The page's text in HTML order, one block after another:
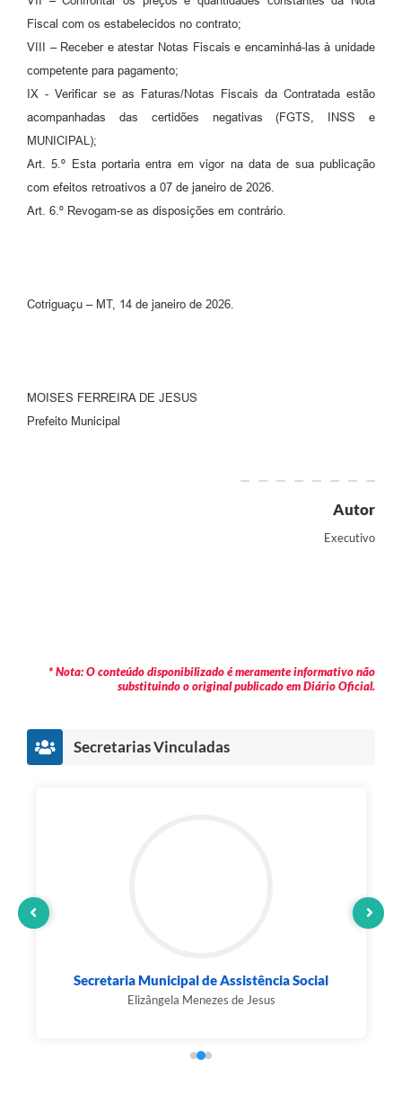
Fiscal com os estabelecidos no contrato;
VIII – Receber e atestar Notas Fiscais e encaminhá-las à unidade
competente para pagamento;
IX - Verificar se as Faturas/Notas Fiscais da Contratada estão
acompanhadas das certidões negativas (FGTS, INSS e
MUNICIPAL);
Art. 5.º Esta portaria entra em vigor na data de sua publicação
com efeitos retroativos a 07 de janeiro de 2026.
Art. 6.º Revogam-se as disposições em contrário.
Cotriguaçu – MT, 14 de janeiro de 2026.
MOISES FERREIRA DE JESUS
Prefeito Municipal
Autor
Executivo
* Nota: O conteúdo disponibilizado é meramente informativo não
substituindo o original publicado em Diário Oficial.
Secretarias Vinculadas
Secretaria Municipal de Assistência Social
Elizângela Menezes de Jesus